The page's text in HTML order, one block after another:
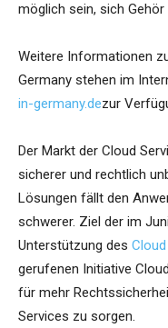
möglich sein, sich
Weitere Informationen
Germany stehen im
in-germany.dezur
Der Markt der Cloud
sicherer und rechtlich
Lösungen fällt den
schwerer. Ziel der im
Unterstützung des
gerufenen Initiative
für mehr
Services zu sorgen.